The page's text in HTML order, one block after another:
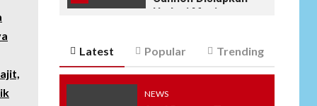
Hadapi Musim
Bakar Lahan
dengan Alasan Apa
Latest Popular Trending
NEWS